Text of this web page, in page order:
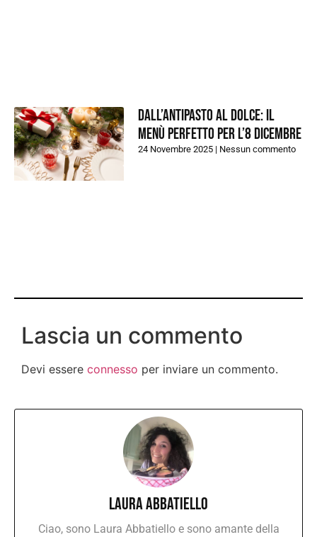
Dall’antipasto al dolce: il
menù perfetto per l’8 dicembre
24 Novembre 2025 Nessun commento
Lascia un commento
Devi essere connesso per inviare un commento.
Laura Abbatiello
Ciao, sono Laura Abbatiello e sono amante della